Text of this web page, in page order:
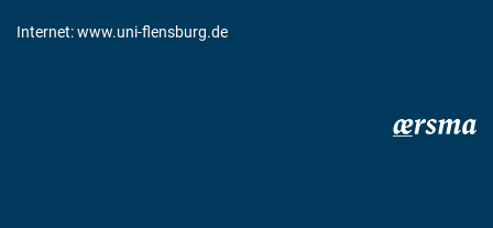
Internet:www.uni-flensburg.de